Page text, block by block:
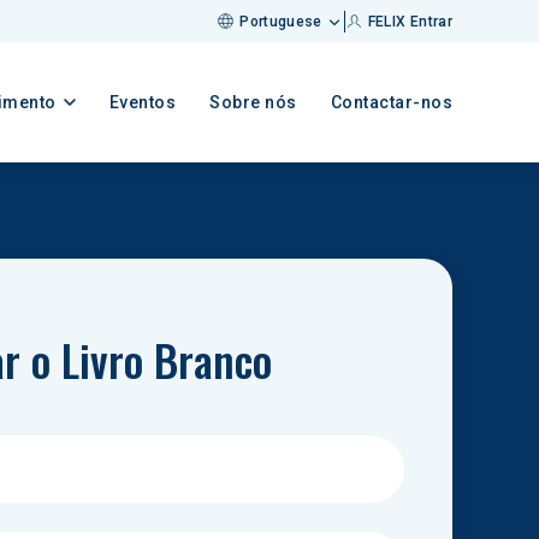
Portuguese FELIX Entrar
Eventos Sobre nós Contactar-nos
o Livro Branco